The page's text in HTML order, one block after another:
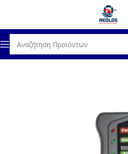
ΕΞΟΠΛΙΣΜΟΣ